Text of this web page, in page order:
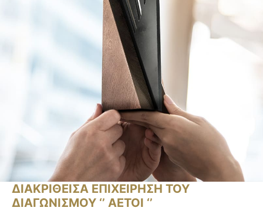
ΔΙΑΚΡΙΘΕΙΣΑ ΕΠΙΧΕΙΡΗΣΗ ΤΟΥ
ΔΙΑΓΩΝΙΣΜΟΥ ‘’ ΑΕΤΟΙ ‘’